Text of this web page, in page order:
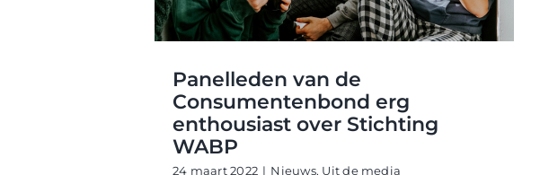
Panelleden van de
Consumentenbond erg
enthousiast over Stichting
WABP
24 maart 2022 | Nieuws, Uit de media